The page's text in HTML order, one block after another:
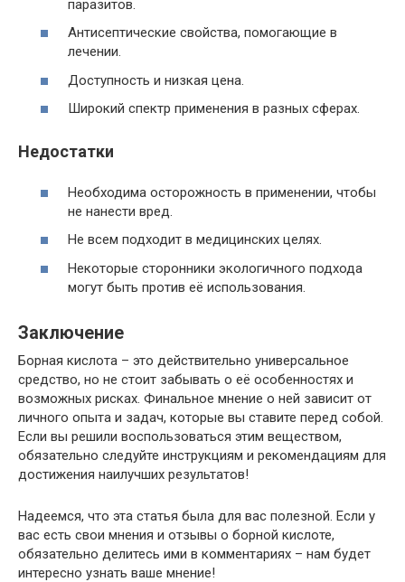
паразитов.
Антисептические свойства, помогающие в
лечении.
Доступность и низкая цена.
Широкий спектр применения в разных сферах.
Недостатки
Необходима осторожность в применении, чтобы
не нанести вред.
Не всем подходит в медицинских целях.
Некоторые сторонники экологичного подхода
могут быть против её использования.
Заключение
Борная кислота – это действительно универсальное
средство, но не стоит забывать о её особенностях и
возможных рисках. Финальное мнение о ней зависит от
личного опыта и задач, которые вы ставите перед собой.
Если вы решили воспользоваться этим веществом,
обязательно следуйте инструкциям и рекомендациям для
достижения наилучших результатов!
Надеемся, что эта статья была для вас полезной. Если у
вас есть свои мнения и отзывы о борной кислоте,
обязательно делитесь ими в комментариях – нам будет
интересно узнать ваше мнение!